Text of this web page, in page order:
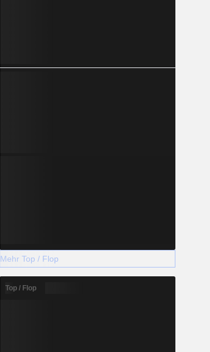
Mehr Top / Flop
Top / Flop